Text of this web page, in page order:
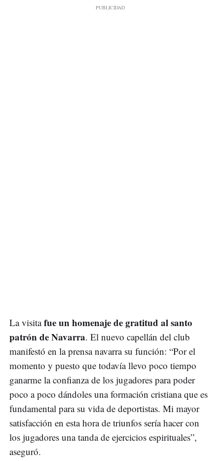
La visitafue un homenaje de gratitud al santo
patrón de Navarra. El nuevo capellán del club
manifestó en la prensa navarra su función: “Por el
momento y puesto que todavía llevo poco tiempo
ganarme la confianza de los jugadores para poder
poco a poco dándoles una formación cristiana que es
fundamental para su vida de deportistas. Mi mayor
satisfacción en esta hora de triunfos sería hacer con
los jugadores una tanda de ejercicios espirituales”,
aseguró.